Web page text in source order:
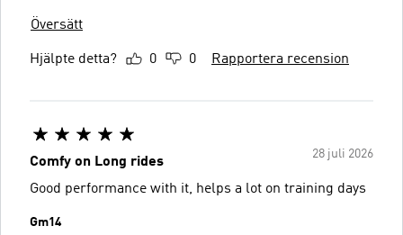
Översätt
Hjälpte detta? 0 0 Rapportera recension
28 juli 2026
Comfy on Long rides
Good performance with it, helps a lot on training days
Gm14